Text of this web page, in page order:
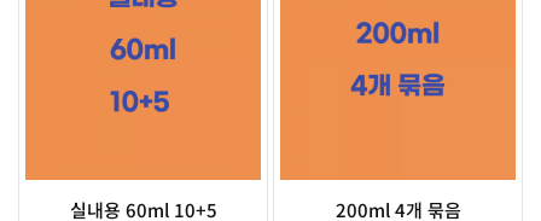
실내용 60ml 10+5 200ml 4개 묶음